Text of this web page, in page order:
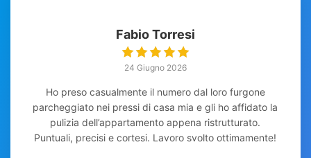
Fabio Torresi
24 Giugno 2026
Ho preso casualmente il numero dal loro furgone
parcheggiato nei pressi di casa mia e gli ho affidato la
pulizia dell’appartamento appena ristrutturato.
Puntuali, precisi e cortesi. Lavoro svolto ottimamente!